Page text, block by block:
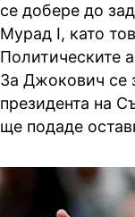
се добере до
Мурад I, като
Политическите
За Джокович се
президента на
ще подаде